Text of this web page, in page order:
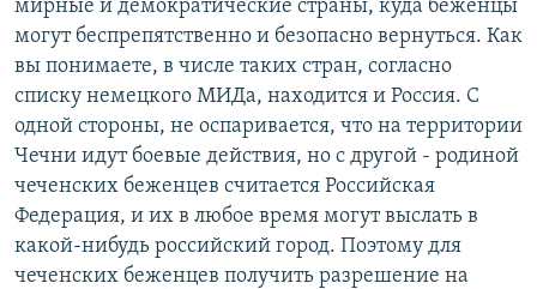
мирные и демократические страны, куда беженцы
могут беспрепятственно и безопасно вернуться. Как
вы понимаете, в числе таких стран, согласно
списку немецкого МИДа, находится и Россия. С
одной стороны, не оспаривается, что на территории
Чечни идут боевые действия, но с другой - родиной
чеченских беженцев считается Российская
Федерация, и их в любое время могут выслать в
какой-нибудь российский город. Поэтому для
чеченских беженцев получить разрешение на